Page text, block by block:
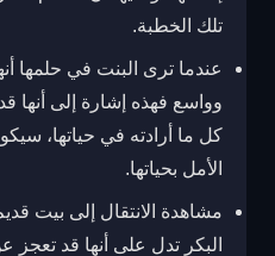
تلك الخطبة.
عندما ترى البنت في حلمها
وواسع فهذه إشارة إلى أنها
كل ما أرادته في حياتها،
الأمل بحياتها.
مشاهدة الانتقال إلى بيت
البكر تدل على أنها قد تعجز